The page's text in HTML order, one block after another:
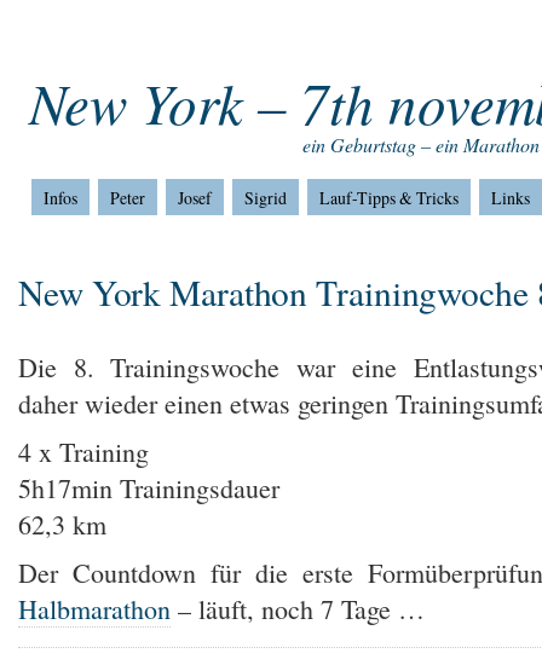
New York – 7th
ein Geburtstag – ein
Infos Peter Josef Sigrid Lauf-Tipps & Tricks Links
New York Marathon Trainingwoche
Die 8. Trainingswoche war eine
daher wieder einen etwas geringen
4 x Training
5h17min Trainingsdauer
62,3 km
Der Countdown für die erste
Halbmarathon – läuft, noch 7 Tage …